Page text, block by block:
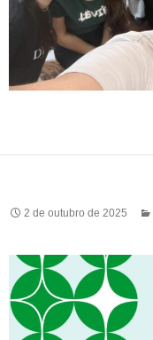
2 de outubro de 2025